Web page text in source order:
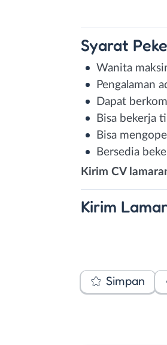
Syarat
Wanita
Pengalaman
Dapat
Bisa bekerja
Bisa
Bersedia
Kirim CV
Kirim
Simpan